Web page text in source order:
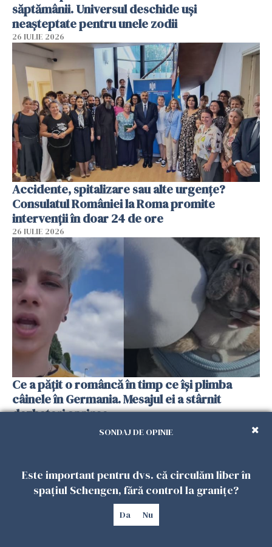
săptămânii. Universul deschide uși
neașteptate pentru unele zodii
26 IULIE 2026
Accidente, spitalizare sau alte urgențe?
Consulatul României la Roma promite
intervenții în doar 24 de ore
26 IULIE 2026
Ce a pățit o româncă în timp ce își plimba
câinele în Germania. Mesajul ei a stârnit
dezbateri aprinse
SONDAJ DE OPINIE
Este important pentru dvs. că circulăm liber în
spațiul Schengen, fără control la granițe?
Da Nu